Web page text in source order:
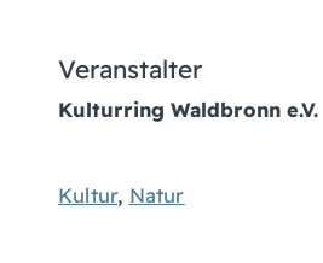
Veranstalter
Kulturring Waldbronn e.V.
Kultur, Natur